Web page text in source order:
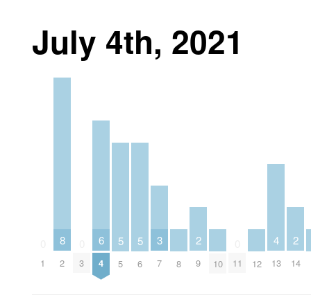
July 4th, 2021
1
8
2 3
6
4
5
5
5
6
3
7 8
2
9 10 11 12
4
13
2
14